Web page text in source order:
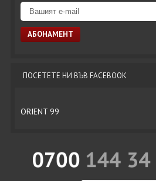
ПОСЕТЕТЕ НИ ВЪВ FACEBOOK
ORIENT 99